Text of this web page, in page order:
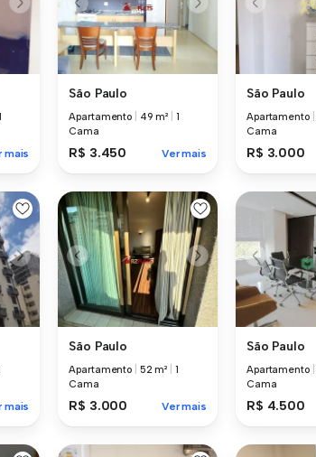
mais
São Paulo
Apartamento 49 m²
1
Cama
R$ 3.450 Ver mais
São Paulo
Apartamento
Cama
R$ 3.000
mais
São Paulo
Apartamento 52 m²
1
Cama
R$ 3.000 Ver mais
São Paulo
Apartamento
Cama
R$ 4.500